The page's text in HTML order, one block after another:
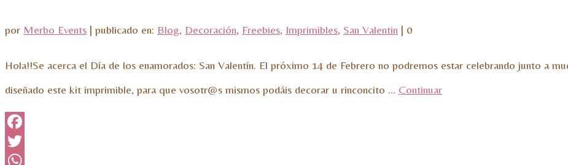
por Merbo Events | publicado en: Blog, Decoración, Freebies, Imprimibles, San Valentin | 0
Hola!!Se acerca el Día de los enamorados: San Valentín. El próximo 14 de Febrero no podremos estar celebrando junto a
diseñado este kit imprimible, para que vosotr@s mismos podáis decorar u rinconcito … Continuar
Facebook
Twitter